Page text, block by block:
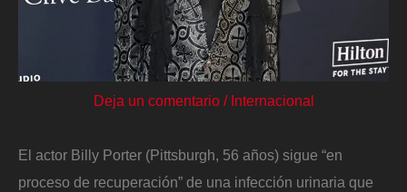
Deja un comentario / Internacional
El actor Billy Porter (Pittsburgh, 56 años) sigue “en
proceso de recuperación” de una infección urinaria que